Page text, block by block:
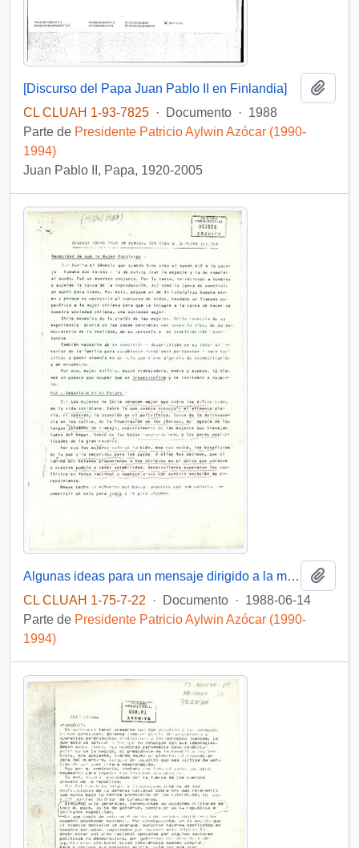
[Discurso del Papa Juan Pablo II en Finlandia]
CL CLUAH 1-93-7825 · Documento · 1988
Parte de Presidente Patricio Aylwin Azócar (1990-
1994)
Juan Pablo II, Papa, 1920-2005
Algunas ideas para un mensaje dirigido a la mujer chilena
CL CLUAH 1-75-7-22
· Documento · 1988-06-14
Parte de Presidente Patricio Aylwin Azócar (1990-
1994)